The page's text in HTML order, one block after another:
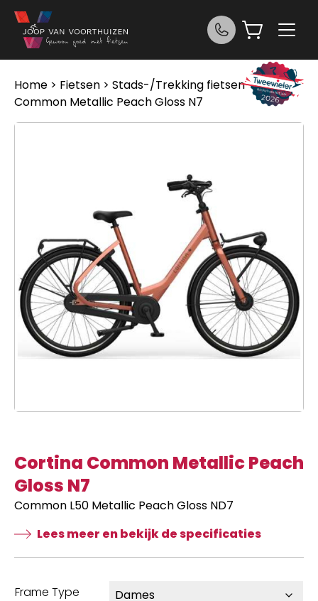
Ga naar de inhoud
Home > Fietsen > Stads-/Trekking fietsen> Cortina
Common Metallic Peach Gloss N7
Cortina Common Metallic Peach
Gloss N7
Common L50 Metallic Peach Gloss ND7
Lees meer en bekijk de specificaties
Frame Type